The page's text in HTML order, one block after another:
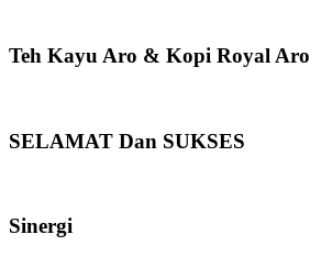
Teh Kayu Aro & Kopi Royal Aro
SELAMAT Dan SUKSES
Sinergi